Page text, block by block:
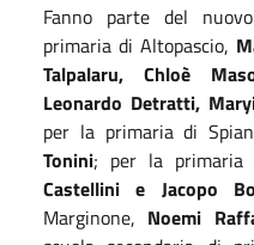
Fanno parte del
primaria di Altopascio,
Talpalaru, Chloè
Leonardo Detratti,
per la primaria di
Tonini; per la primaria
Castellini e Jacopo
Marginone, Noemi